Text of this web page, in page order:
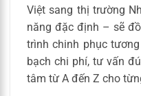
Việt sang thị trường
năng đặc định – sẽ
trình chinh phục
bạch chi phí, tư vấn
tâm từ A đến Z cho